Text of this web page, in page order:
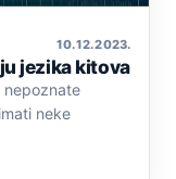
10. 12. 2023.
jezika kitova
nepoznate
neke